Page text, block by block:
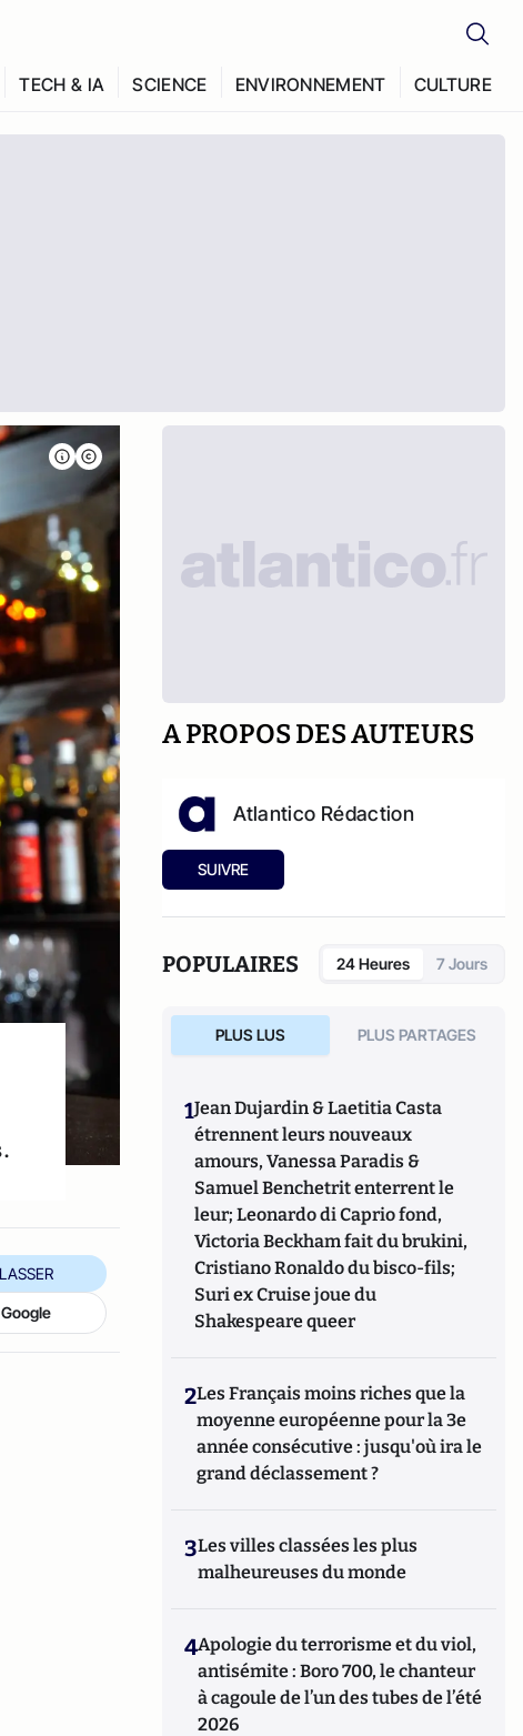
TECH & IA SCIENCE ENVIRONNEMENT CULTURE
A PROPOS DES AUTEURS
Atlantico Rédaction
SUIVRE
POPULAIRES 24 Heures 7 Jours
PLUS LUS PLUS PARTAGES
1Jean Dujardin & Laetitia Casta
étrennent leurs nouveaux
amours, Vanessa Paradis &
Samuel Benchetrit enterrent le
leur; Leonardo di Caprio fond,
Victoria Beckham fait du brukini,
Cristiano Ronaldo du bisco-fils;
Suri ex Cruise joue du
Shakespeare queer
2Les Français moins riches que la
moyenne européenne pour la 3e
année consécutive : jusqu'où ira le
grand déclassement ?
3Les villes classées les plus
malheureuses du monde
4Apologie du terrorisme et du viol,
antisémite : Boro 700, le chanteur
à cagoule de l’un des tubes de l’été
2026